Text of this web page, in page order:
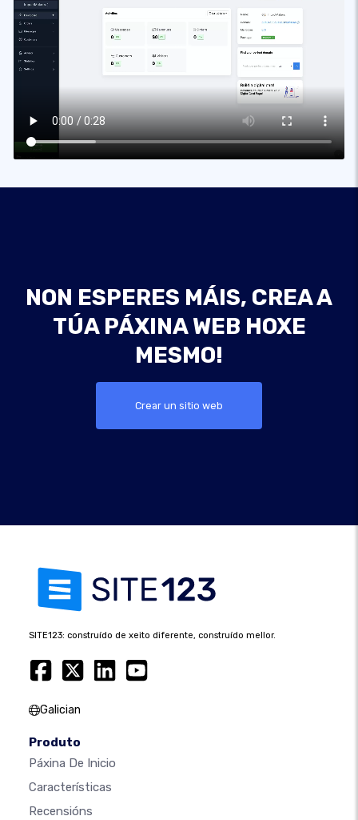
NON ESPERES MÁIS, CREA A
TÚA PÁXINA WEB HOXE
MESMO!
Crear un sitio web
SITE123: construído de xeito diferente, construído mellor.
Galician
Produto
Páxina De Inicio
Características
Recensións